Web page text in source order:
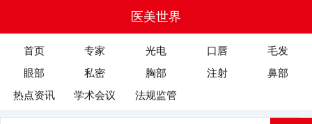
医美世界
首页 专家 光电 口唇
毛发
眼部
私密 胸部 注射
鼻部
热点资讯
学术会议 法规监管